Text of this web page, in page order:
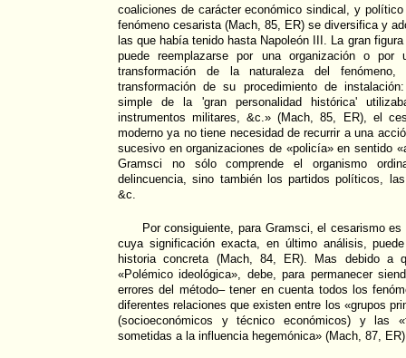
coaliciones de carácter económico sindical, y
fenómeno cesarista (Mach, 85, ER) se diversifica y
las que había tenido hasta Napoleón III. La gran
puede reemplazarse por una organización o por
transformación de la naturaleza del fenómeno,
transformación de su procedimiento de
simple de la 'gran personalidad histórica'
instrumentos militares, &c.» (Mach, 85, ER), el
moderno ya no tiene necesidad de recurrir a una
sucesivo en organizaciones de «policía» en sentido
Gramsci no sólo comprende el organismo
delincuencia, sino también los partidos políticos,
&c.
Por consiguiente, para Gramsci, el cesarismo
cuya significación exacta, en último análisis,
historia concreta (Mach, 84, ER). Mas debido a
«Polémico ideológica», debe, para permanecer
errores del método– tener en cuenta todos los
diferentes relaciones que existen entre los «grupos
(socioeconómicos y técnico económicos) y las
sometidas a la influencia hegemónica» (Mach, 87,